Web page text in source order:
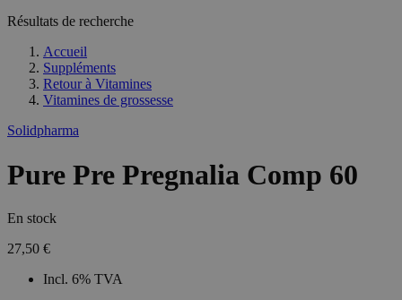
Résultats de recherche
Accueil
Suppléments
Retour à Vitamines
Vitamines de grossesse
Solidpharma
Pure Pre Pregnalia Comp 60
En stock
27,50 €
Incl. 6% TVA